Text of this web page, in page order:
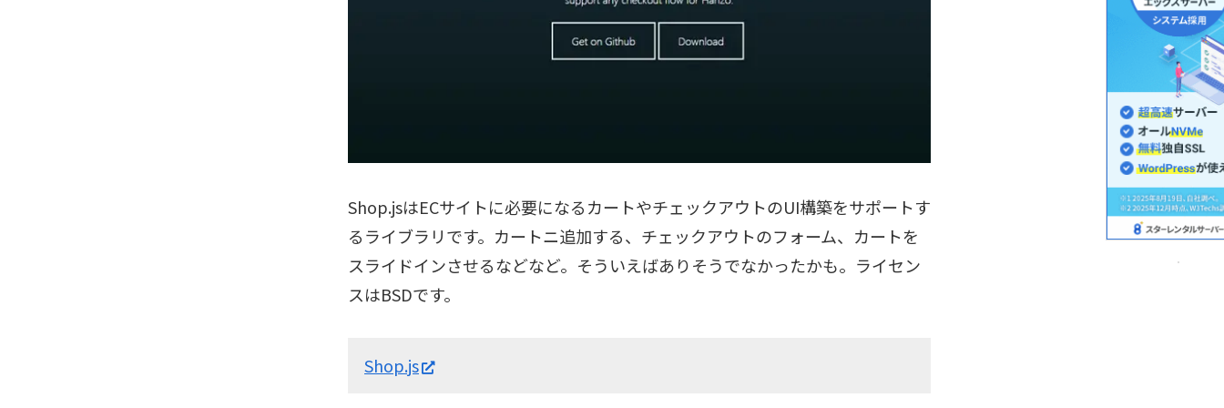
Shop.jsはECサイトに必要になるカートやチェックアウトのUI構築をサポートす
るライブラリです。カートニ追加する、チェックアウトのフォーム、カートを
スライドインさせるなどなど。そういえばありそうでなかったかも。ライセン
スはBSDです。
Shop.js